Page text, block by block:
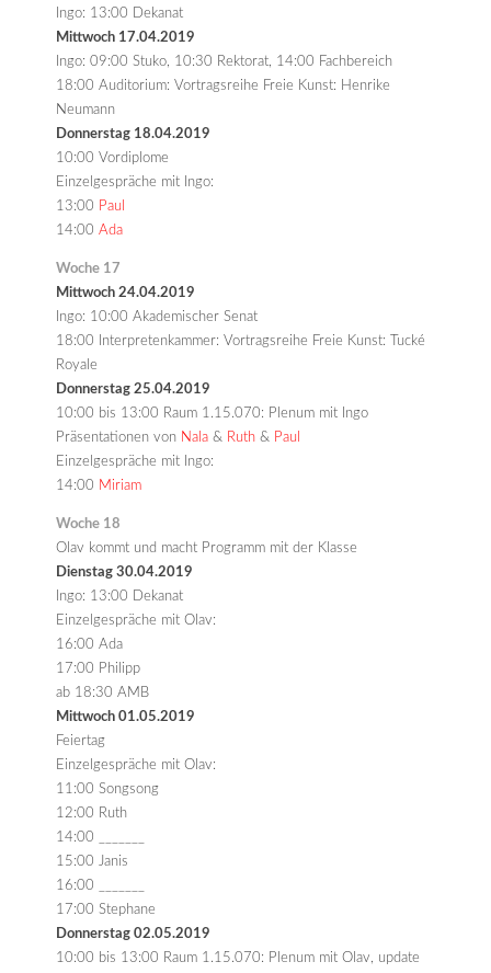
Ingo: 13:00 Dekanat
Mittwoch 17.04.2019
Ingo: 09:00 Stuko, 10:30 Rektorat, 14:00 Fachbereich
18:00 Auditorium: Vortragsreihe Freie Kunst: Henrike
Neumann
Donnerstag 18.04.2019
10:00 Vordiplome
Einzelgespräche mit Ingo:
13:00 Paul
14:00Ada
Woche 17
Mittwoch 24.04.2019
Ingo: 10:00 Akademischer Senat
18:00 Interpretenkammer: Vortragsreihe Freie Kunst: Tucké
Royale
Donnerstag 25.04.2019
10:00 bis 13:00 Raum 1.15.070: Plenum mit Ingo
Präsentationen von Nala & Ruth & Paul
Einzelgespräche mit Ingo:
14:00 Miriam
Woche 18
Olav kommt und macht Programm mit der Klasse
Dienstag 30.04.2019
Ingo: 13:00 Dekanat
Einzelgespräche mit Olav:
16:00 Ada
17:00 Philipp
ab 18:30 AMB
Mittwoch 01.05.2019
Feiertag
Einzelgespräche mit Olav:
11:00 Songsong
12:00 Ruth
14:00 _______
15:00 Janis
16:00 _______
17:00 Stephane
Donnerstag 02.05.2019
10:00 bis 13:00 Raum 1.15.070: Plenum mit Olav, update